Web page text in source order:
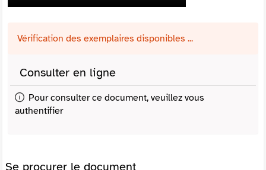
Vérification des exemplaires disponibles ...
Consulter en ligne
Pour consulter ce document, veuillez vous
authentifier
Se procurer le document